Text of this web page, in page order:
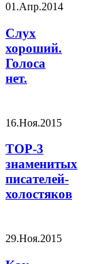
01.Апр.2014
Слух
хороший.
Голоса
нет.
16.Ноя.2015
TOP-3
знаменитых
писателей-
холостяков
29.Ноя.2015